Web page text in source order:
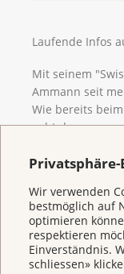
Wir verwenden
bestmöglich auf
optimieren
respektieren
Einverständnis.
schliessen»
Laufende Infos
Mit seinem
Ammann seit
Wie bereits
geht das
Beiträge zum
Aargauer
Tele M1